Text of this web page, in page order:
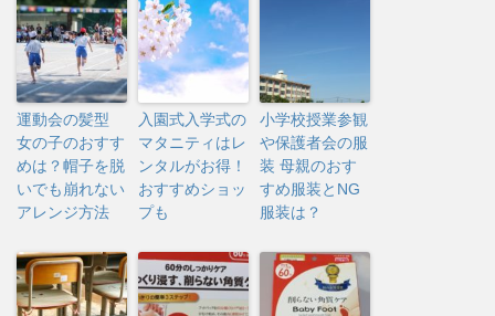
レ
ス
運動会の髪型
女の子のおすす
めは？帽子を脱
いでも崩れない
アレンジ方法
入園式入学式の
マタニティはレ
ンタルがお得！
おすすめショッ
プも
小学校授業参観
や保護者会の服
装 母親のおす
すめ服装とNG
服装は？